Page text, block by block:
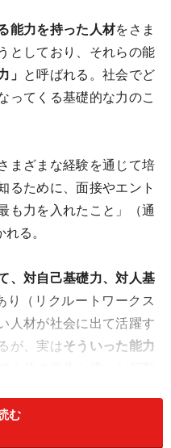
能力を持った人材をさま
としており、それらの能
」 と呼ばれる。社会でど
ってくる基礎的な力のこ
まざまな経験を通じて培
るために、面接やエント
も力を入れたこと」（通
る。
、対自己基礎力、対人基
り（リクルートワークス
人材が社会に出て活躍す
が、実はそういった能力
む